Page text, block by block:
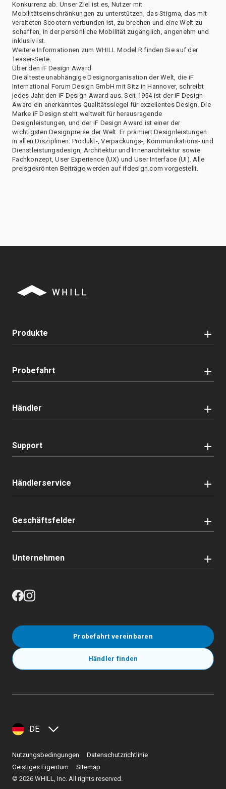
Konkurrenz ab. Unser Ziel ist es, Nutzer mit
Mobilitätseinschränkungen zu unterstützen, das Stigma, das mit
veralteten Scootern verbunden ist, zu brechen und eine Welt zu
schaffen, in der persönliche Mobilität zugänglich, angenehm und
inklusiv ist.
Weitere Informationen zum WHILL Model R finden Sie auf der
Teaser-Seite.
Über den iF Design Award
Die älteste unabhängige Designorganisation der Welt, die iF
International Forum Design GmbH mit Sitz in Hannover, schreibt
jedes Jahr den iF Design Award aus. Seit 1954 ist der iF Design
Award ein anerkanntes Qualitätssiegel für exzellentes Design. Die
Marke iF Design steht weltweit für herausragende
Designleistungen, und der iF Design Award ist einer der
wichtigsten Designpreise der Welt. Er prämiert Designleistungen
in allen Disziplinen: Produkt-, Verpackungs-, Kommunikations- und
Dienstleistungsdesign, Architektur und Innenarchitektur sowie
Fachkonzept, User Experience (UX) und User Interface (UI). Alle
preisgekrönten Beiträge werden auf ifdesign.com vorgestellt.
Produkte
Probefahrt
Händler
Support
Händlerservice
Geschäftsfelder
Unternehmen
Probefahrt vereinbaren
Händler finden
DE
Nutzungsbedingungen
Datenschutzrichtlinie
Geistiges Eigentum
Sitemap
© 2026 WHILL, Inc. All rights reserved.